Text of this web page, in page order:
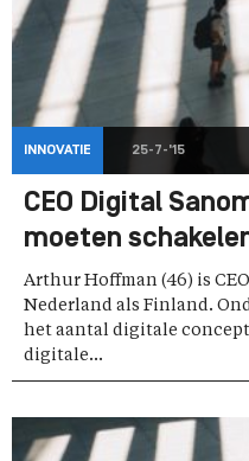
INNOVATIE 25-7-'15
CEO Digital
moeten
Arthur Hoffman (46) is
Nederland als Finland.
het aantal digitale
digitale...